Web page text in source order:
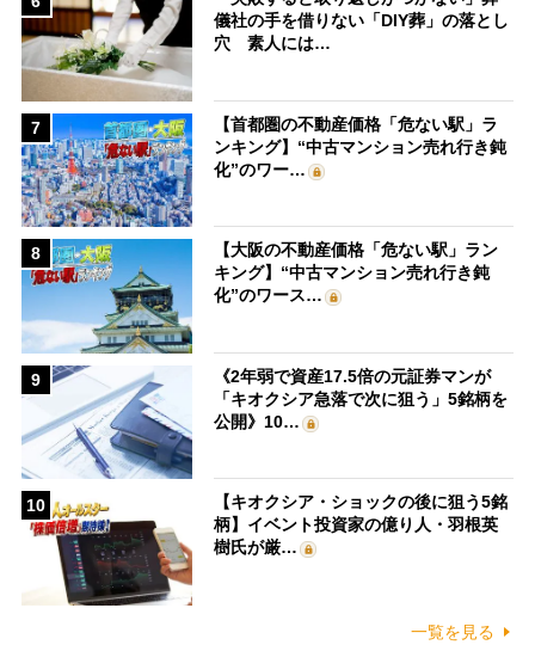
儀社の手を借りない「DIY葬」の落とし
穴 素人には…
7
【首都圏の不動産価格「危ない駅」ラ
ンキング】“中古マンション売れ行き鈍
化”のワー…
8
【大阪の不動産価格「危ない駅」ラン
キング】“中古マンション売れ行き鈍
化”のワース…
9
《2年弱で資産17.5倍の元証券マンが
「キオクシア急落で次に狙う」5銘柄を
公開》10…
10
【キオクシア・ショックの後に狙う5銘
柄】イベント投資家の億り人・羽根英
樹氏が厳…
一覧を見る